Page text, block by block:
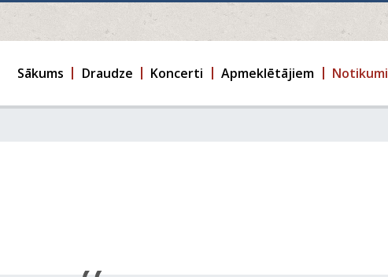
Sākums Draudze Koncerti Apmeklētājiem Notikumi